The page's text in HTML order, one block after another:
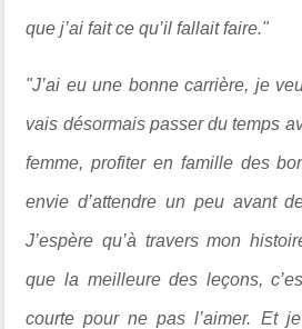
que j’ai fait ce qu’il fallait faire."
"J’ai eu une bonne carrière, je
vais désormais passer du temps
femme, profiter en famille des
envie d’attendre un peu avant
J’espère qu’à travers mon
que la meilleure des leçons,
courte pour ne pas l’aimer. Et je